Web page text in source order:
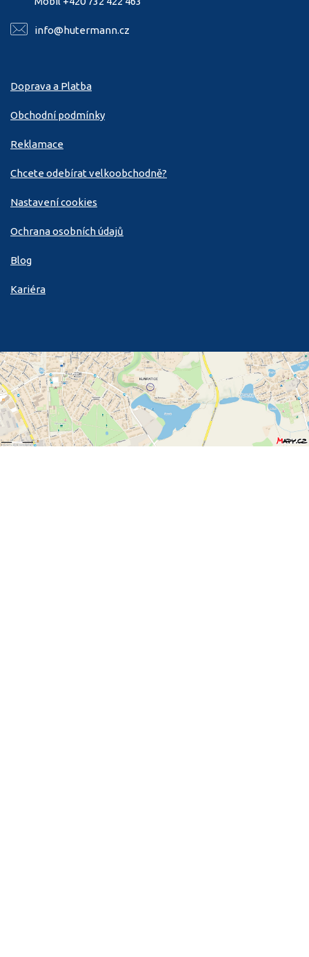
info@hutermann.cz
Doprava a Platba
Obchodní podmínky
Reklamace
Chcete odebírat velkoobchodně?
Nastavení cookies
Ochrana osobních údajů
Blog
Kariéra